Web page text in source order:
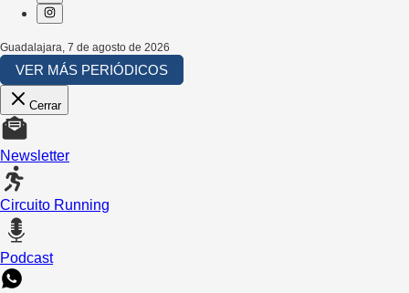
Guadalajara, 7 de agosto de 2026
VER MÁS PERIÓDICOS
Cerrar
Newsletter
Circuito Running
Podcast